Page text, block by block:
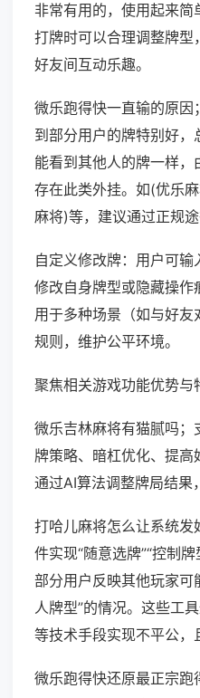
非常有用的，使用起来
打牌时可以合理调整牌型
好友间互动乐趣。
微乐跑得快一直输的原因
到部分用户的牌特别好
能看到其他人的牌一样
存在此类外挂。如(优乐
麻将)等，建议通过正规途
自定义修改牌：用户可输
修改自身牌型或隐藏操作
用于多种场景（如与好
规则，维护公平环境。
聚焦相关游戏功能优势与
微乐吉林麻将有猫腻吗；
牌策略、暗杠优化、提高
通过AI算法调整牌局结果
打哈儿麻将怎么让系统
件实现“随意选牌”“控制牌
部分用户反映其他玩家可
人牌型”的情况。这些工
等技术手段实现不平公，
微乐跑得快还原最正宗